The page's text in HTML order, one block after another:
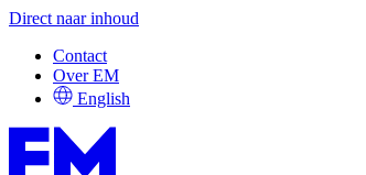
Direct naar inhoud
Contact
Over EM
English